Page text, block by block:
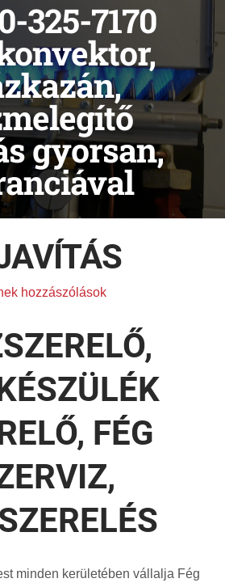
325-7170
gyorsan,
hozzászólások
FÉG
minden kerületében vállalja Fég